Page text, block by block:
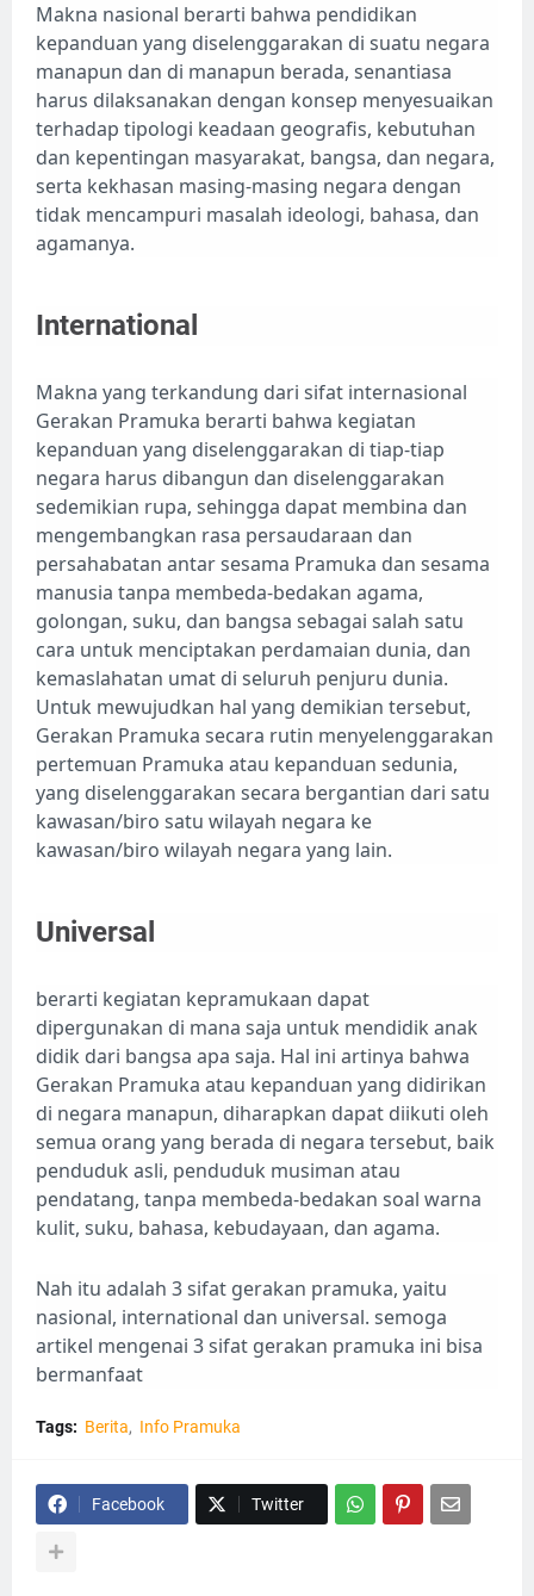
Makna nasional berarti bahwa pendidikan
kepanduan yang diselenggarakan di suatu negara
manapun dan di manapun berada, senantiasa
harus dilaksanakan dengan konsep menyesuaikan
terhadap tipologi keadaan geografis, kebutuhan
dan kepentingan masyarakat, bangsa, dan negara,
serta kekhasan masing-masing negara dengan
tidak mencampuri masalah ideologi, bahasa, dan
agamanya.
International
Makna yang terkandung dari sifat internasional
Gerakan Pramuka berarti bahwa kegiatan
kepanduan yang diselenggarakan di tiap-tiap
negara harus dibangun dan diselenggarakan
sedemikian rupa, sehingga dapat membina dan
mengembangkan rasa persaudaraan dan
persahabatan antar sesama Pramuka dan sesama
manusia tanpa membeda-bedakan agama,
golongan, suku, dan bangsa sebagai salah satu
cara untuk menciptakan perdamaian dunia, dan
kemaslahatan umat di seluruh penjuru dunia.
Untuk mewujudkan hal yang demikian tersebut,
Gerakan Pramuka secara rutin menyelenggarakan
pertemuan Pramuka atau kepanduan sedunia,
yang diselenggarakan secara bergantian dari satu
kawasan/biro satu wilayah negara ke
kawasan/biro wilayah negara yang lain.
Universal
berarti kegiatan kepramukaan dapat
dipergunakan di mana saja untuk mendidik anak
didik dari bangsa apa saja. Hal ini artinya bahwa
Gerakan Pramuka atau kepanduan yang didirikan
di negara manapun, diharapkan dapat diikuti oleh
semua orang yang berada di negara tersebut, baik
penduduk asli, penduduk musiman atau
pendatang, tanpa membeda-bedakan soal warna
kulit, suku, bahasa, kebudayaan, dan agama.
Nah itu adalah 3 sifat gerakan pramuka, yaitu
nasional, international dan universal. semoga
artikel mengenai 3 sifat gerakan pramuka ini bisa
bermanfaat
Tags: Berita Info Pramuka
Facebook Twitter